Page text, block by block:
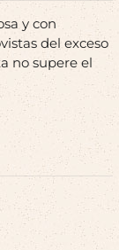
y con
del exceso
no supere el